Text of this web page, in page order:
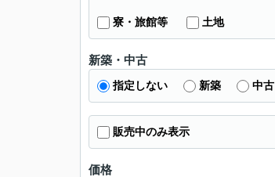
寮・旅館等 土地
新築・中古
指定しない 新築 中古
販売中のみ表示
価格